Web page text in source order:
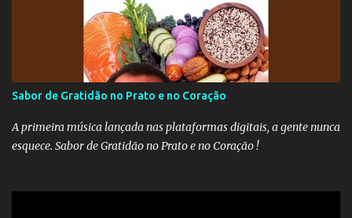
Sabor de Gratidão no Prato e no Coração
A primeira música lançada nas plataformas digitais, a gente nunca
esquece. Sabor de Gratidão no Prato e no Coração !